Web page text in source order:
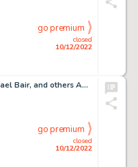
closed
10/12/2022
go premium
Rafael Kayanan, Michael Bair, and others America vs. the Justice Society #1 and #2 Story Page Original Art Group o... (Total: 3 Original Art)
closed
10/12/2022
go premium